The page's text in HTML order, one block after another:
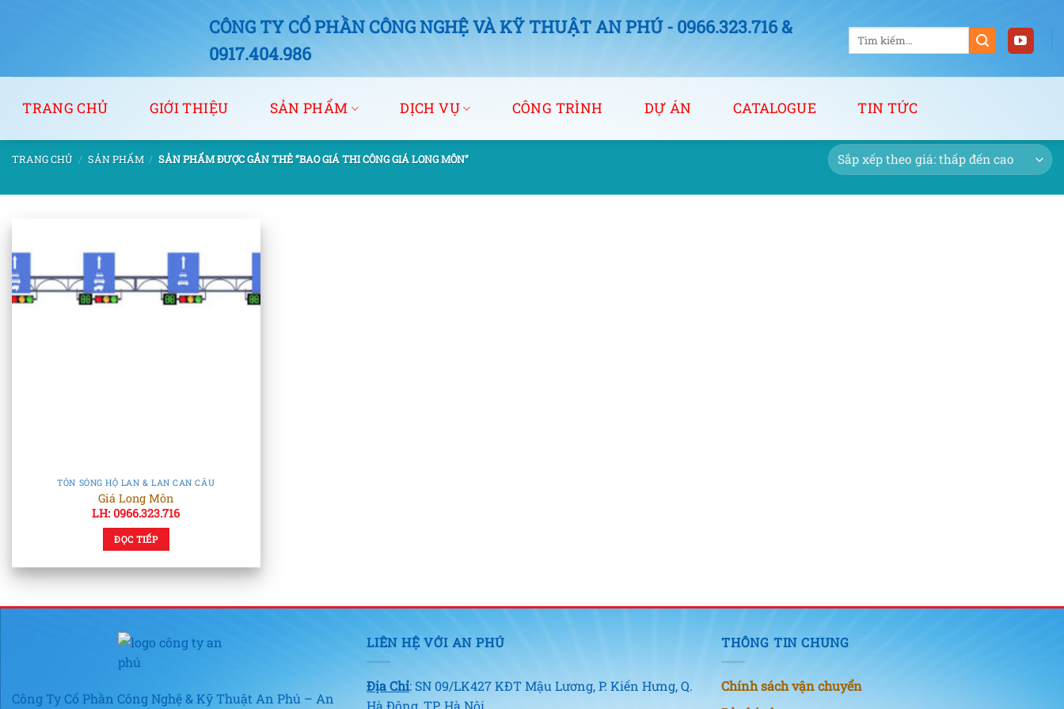
CÔNG TY CỔ PHẦN CÔNG NGHỆ VÀ KỸ THUẬT AN PHÚ - 0966.323.716 &
0917.404.986
Tìm
kiếm:
TRANG CHỦ GIỚI THIỆU SẢN PHẨM DỊCH VỤ CÔNG TRÌNH DỰ ÁN CATALOGUE TIN TỨC
TRANG CHỦ / SẢN PHẨM / SẢN PHẨM ĐƯỢC GẮN THẺ “BAO GIÁ THI CÔNG GIÁ LONG MÔN”
TÔN SÓNG HỘ LAN & LAN CAN CẦU
Giá Long Môn
LH: 0966.323.716
ĐỌC TIẾP
Công Ty Cổ Phần Công Nghệ & Kỹ Thuật An Phú – An
LIÊN HỆ VỚI AN PHÚ
Địa Chỉ: SN 09/LK427 KĐT Mậu Lương, P. Kiến Hưng, Q.
Hà Đông, TP. Hà Nội
THÔNG TIN CHUNG
Chính sách vận chuyển